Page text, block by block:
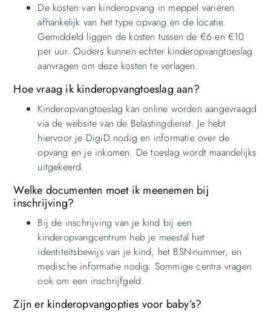
De kosten van kinderopvang in meppel variëren
afhankelijk van het type opvang en de locatie.
Gemiddeld liggen de kosten tussen de €6 en €10
per uur. Ouders kunnen echter kinderopvangtoeslag
aanvragen om deze kosten te verlagen.
Hoe vraag ik kinderopvangtoeslag aan?
Kinderopvangtoeslag kan online worden aangevraagd
via de website van de Belastingdienst. Je hebt
hiervoor je DigiD nodig en informatie over de
opvang en je inkomen. De toeslag wordt maandelijks
uitgekeerd.
Welke documenten moet ik meenemen bij
inschrijving?
Bij de inschrijving van je kind bij een
kinderopvangcentrum heb je meestal het
identiteitsbewijs van je kind, het BSN-nummer, en
medische informatie nodig. Sommige centra vragen
ook om een inschrijfgeld.
Zijn er kinderopvangopties voor baby’s?